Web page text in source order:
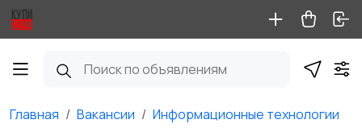
Главная Вакансии Информационные технологии